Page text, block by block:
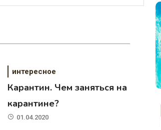
интересное
Карантин. Чем заняться на
карантине?
01.04.2020